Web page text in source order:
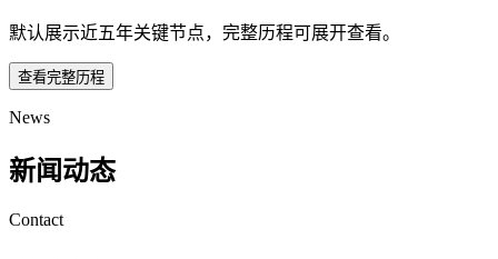
默认展示近五年关键节点，完整历程可展开查看。
查看完整历程
News
新闻动态
Contact